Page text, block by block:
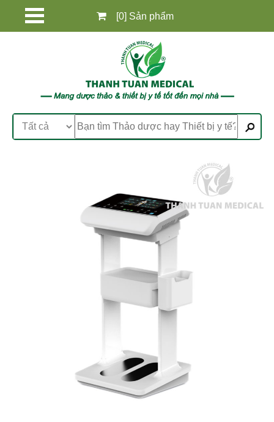
[0] Sản phẩm